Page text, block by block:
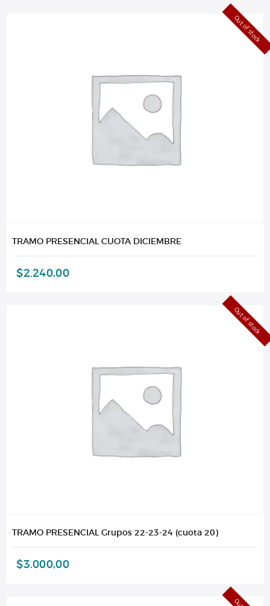
Out of stock
TRAMO PRESENCIAL CUOTA DICIEMBRE
$2.240,00
Out of stock
TRAMO PRESENCIAL Grupos 22-23-24 (cuota 20)
$3.000,00